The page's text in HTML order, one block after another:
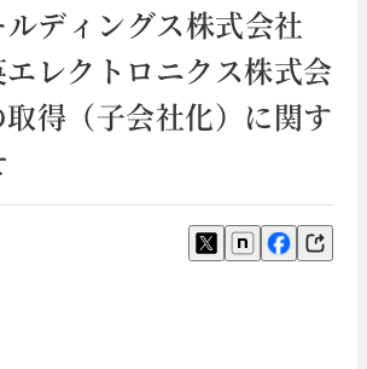
ディングス株式会社
レクトロニクス株式会
得（子会社化）に関す